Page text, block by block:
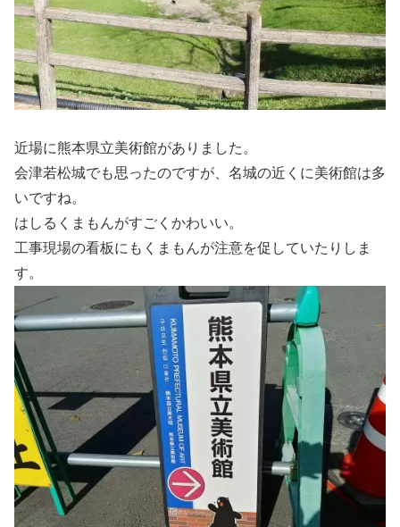
近場に熊本県立美術館がありました。
会津若松城でも思ったのですが、名城の近くに美術館は多
いですね。
はしるくまもんがすごくかわいい。
工事現場の看板にもくまもんが注意を促していたりしま
す。